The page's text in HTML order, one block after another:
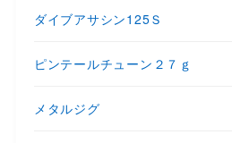
ダイブアサシン125Ｓ
ピンテールチューン２７ｇ
メタルジグ